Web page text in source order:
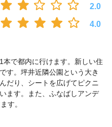
2.0
4.0
で都内に行けます。新しい住
す。坪井近隣公園という大き
だり、シートを広げてピクニ
ます。また、ふなばしアンデ
す。